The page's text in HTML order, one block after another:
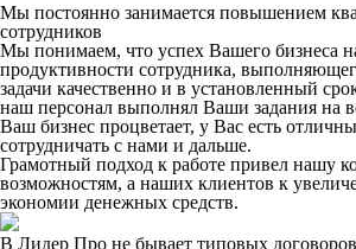
Мы постоянно занимается повышением
сотрудников
Мы понимаем, что успех Вашего бизнеса
продуктивности сотрудника,
задачи качественно и в установленный
наш персонал выполнял Ваши задания на
Ваш бизнес процветает, у Вас есть
сотрудничать с нами и дальше.
Грамотный подход к работе привел нашу
возможностям, а наших клиентов к
экономии денежных средств.
В Лидер Про не бывает типовых